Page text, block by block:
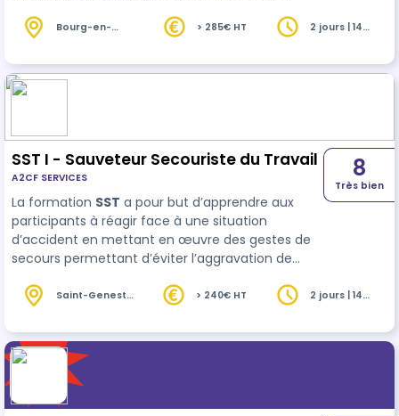
Bourg-en-
> 285€ HT
2 jours | 14
SST I - Sauveteur Secouriste du Travail
A2CF SERVICES
La formation SST a pour but d’apprendre aux
participants à réagir face à une situation
d’accident en mettant en œuvre des gestes de
secours permettant d’éviter l’aggravation de
secours. Cette formation répond à …
8
Très bien
Saint-Genest-
> 240€ HT
2 jours | 14